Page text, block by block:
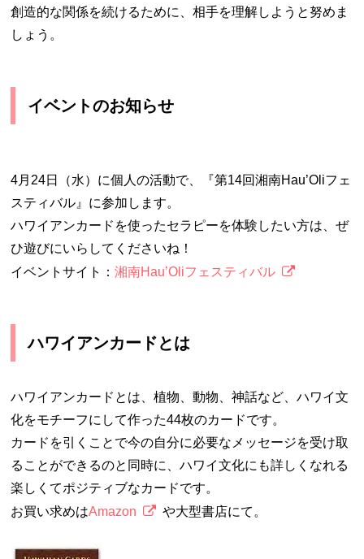
創造的な関係を続けるために、相手を理解しようと努めま
しょう。
イベントのお知らせ
4月24日（水）に個人の活動で、『第14回湘南Hau’Oliフェ
スティバル』に参加します。
ハワイアンカードを使ったセラピーを体験したい方は、ぜ
ひ遊びにいらしてくださいね！
イベントサイト：湘南Hau’Oliフェスティバル
ハワイアンカードとは
ハワイアンカードとは、植物、動物、神話など、ハワイ文
化をモチーフにして作った44枚のカードです。
カードを引くことで今の自分に必要なメッセージを受け取
ることができるのと同時に、ハワイ文化にも詳しくなれる
楽しくてポジティブなカードです。
お買い求めはAmazon や大型書店にて。